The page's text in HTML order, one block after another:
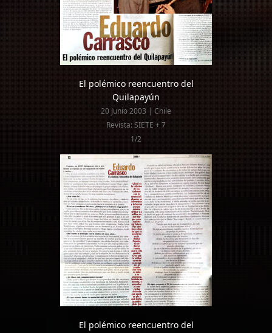
El polémico reencuentro del
Quilapayún
20 Junio 2003 | Chile
Revista: SIETE + 7
1/2
El polémico reencuentro del